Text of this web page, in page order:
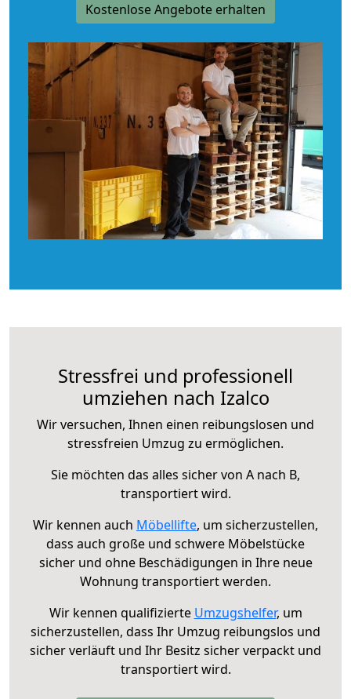
Kostenlose Angebote erhalten
Stressfrei und professionell
umziehen nach Izalco
Wir versuchen, Ihnen einen reibungslosen und
stressfreien Umzug zu ermöglichen.
Sie möchten das alles sicher von A nach B,
transportiert wird.
Wir kennen auch Möbellifte, um sicherzustellen,
dass auch große und schwere Möbelstücke
sicher und ohne Beschädigungen in Ihre neue
Wohnung transportiert werden.
Wir kennen qualifizierte Umzugshelfer, um
sicherzustellen, dass Ihr Umzug reibungslos und
sicher verläuft und Ihr Besitz sicher verpackt und
transportiert wird.